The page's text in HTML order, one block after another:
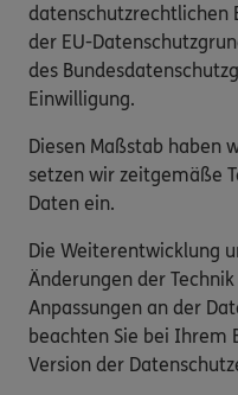
datenschutzrechtlichen
der EU-
des
Einwilligung.
Diesen Maßstab haben
setzen wir zeitgemäße
Daten ein.
Die Weiterentwicklung
Änderungen der
Anpassungen an der
beachten Sie bei Ihrem
Version der